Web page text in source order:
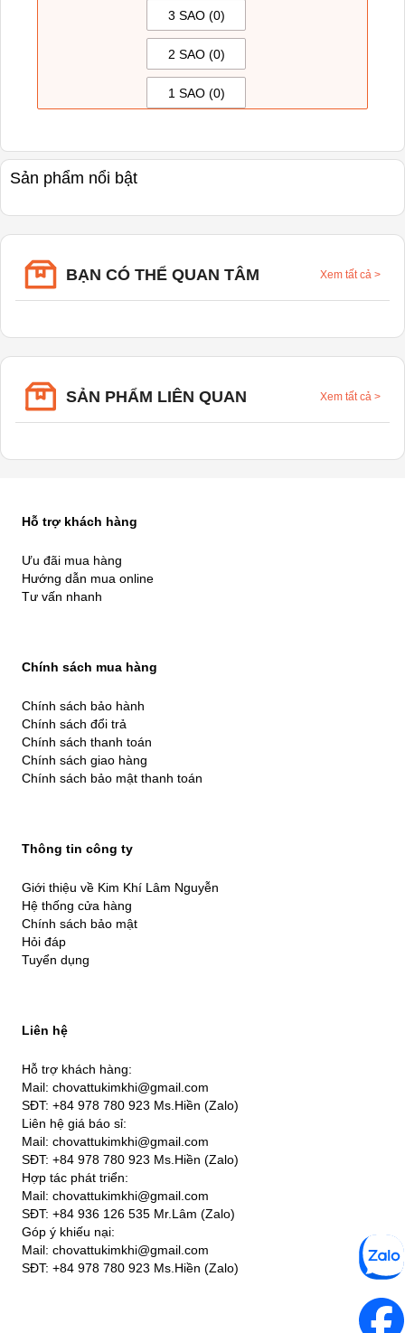
3 SAO (0)
2 SAO (0)
1 SAO (0)
Sản phẩm nổi bật
BẠN CÓ THỂ QUAN TÂM Xem tất cả >
SẢN PHẨM LIÊN QUAN Xem tất cả >
Hỗ trợ khách hàng
Ưu đãi mua hàng
Hướng dẫn mua online
Tư vấn nhanh
Chính sách mua hàng
Chính sách bảo hành
Chính sách đổi trả
Chính sách thanh toán
Chính sách giao hàng
Chính sách bảo mật thanh toán
Thông tin công ty
Giới thiệu về Kim Khí Lâm Nguyễn
Hệ thống cửa hàng
Chính sách bảo mật
Hỏi đáp
Tuyển dụng
Liên hệ
Hỗ trợ khách hàng:
Mail: chovattukimkhi@gmail.com
SĐT: +84 978 780 923 Ms.Hiền (Zalo)
Liên hệ giá báo sỉ:
Mail: chovattukimkhi@gmail.com
SĐT: +84 978 780 923 Ms.Hiền (Zalo)
Hợp tác phát triển:
Mail: chovattukimkhi@gmail.com
SĐT: +84 936 126 535 Mr.Lâm (Zalo)
Góp ý khiếu nại:
Mail: chovattukimkhi@gmail.com
SĐT: +84 978 780 923 Ms.Hiền (Zalo)